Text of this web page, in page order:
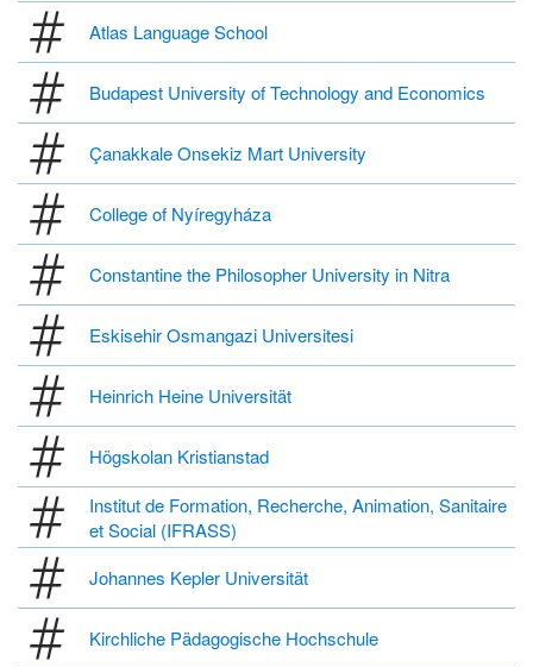
Atlas Language School
Budapest University of Technology and Economics
Çanakkale Onsekiz Mart University
College of Nyíregyháza
Constantine the Philosopher University in Nitra
Eskisehir Osmangazi Universitesi
Heinrich Heine Universität
Högskolan Kristianstad
Institut de Formation, Recherche, Animation, Sanitaire
et Social (IFRASS)
Johannes Kepler Universität
Kirchliche Pädagogische Hochschule